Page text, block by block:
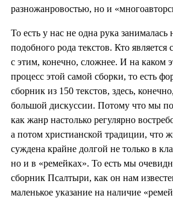
разножанровостью, но и
То есть у нас не одна рука занималась
подобного рода текстов. Кто
с этим, конечно, сложнее. И на каком
процесс этой самой сборки, то есть
сборник из 150 текстов, здесь,
большой дискуссии. Потому что мы
как жанр настолько регулярно
а потом христианской традиции, что
суждена крайне долгой не только в
но и в «ремейках». То есть мы
сборник Псалтыри, как он нам
маленькое указание на наличие